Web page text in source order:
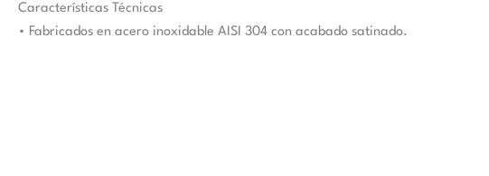
Características Técnicas
• Fabricados en acero inoxidable AISI 304 con acabado satinado.